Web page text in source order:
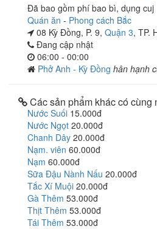
Đã bao gồm phí bao bì, dụng cuj
Quán ăn - Phong cách Bắc
08 Kỳ Đồng, P. 9, Quận 3, TP.
Đang cập nhật
06:00 - 00:00
Phở Anh - Kỳ Đồng hân hạnh
Các sản phẩm khác có cùng
Nước Suối 15.000đ
Nước Ngọt 20.000đ
Chanh Dây 20.000đ
Nạm. viên 60.000đ
Nạm 60.000đ
Sữa Đậu Nành Nấu 20.000đ
Tắc Xí Muội 20.000đ
Gà Thêm 53.000đ
Thịt Thêm 53.000đ
Tái Thêm 53.000đ